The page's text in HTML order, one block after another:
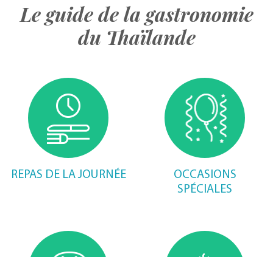
Le guide de la gastronomie
du Thaïlande
REPAS DE LA JOURNÉE
OCCASIONS
SPÉCIALES